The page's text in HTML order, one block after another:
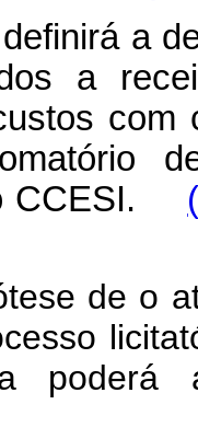
a
a
CCESI.
de o
poderá